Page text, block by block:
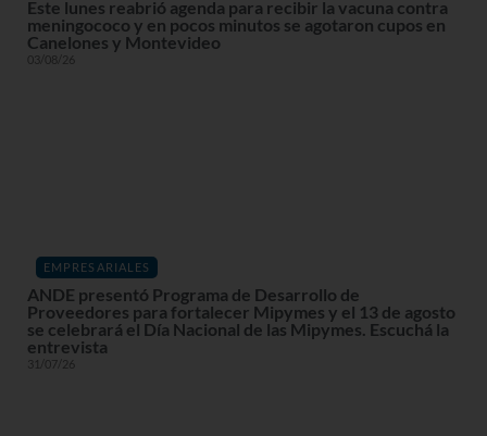
Este lunes reabrió agenda para recibir la vacuna contra
meningococo y en pocos minutos se agotaron cupos en
Canelones y Montevideo
03/08/26
EMPRESARIALES
ANDE presentó Programa de Desarrollo de
Proveedores para fortalecer Mipymes y el 13 de agosto
se celebrará el Día Nacional de las Mipymes. Escuchá la
entrevista
31/07/26